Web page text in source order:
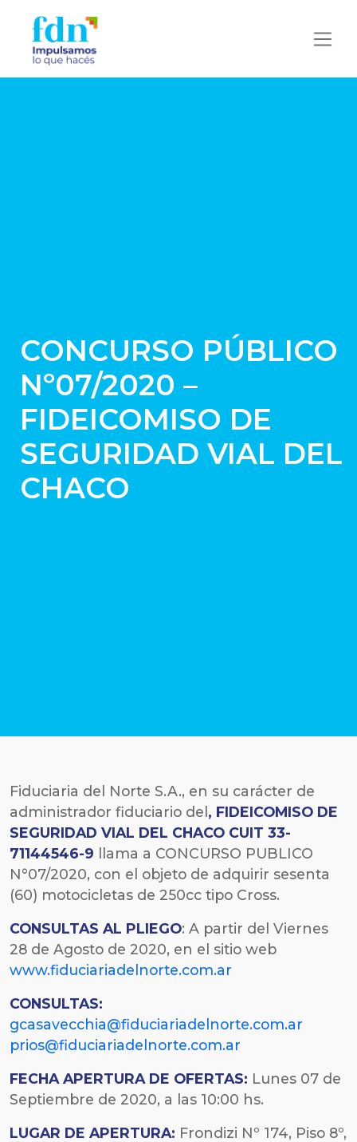
CONCURSO PÚBLICO
Nº07/2020 –
FIDEICOMISO DE
SEGURIDAD VIAL DEL
CHACO
Fiduciaria del Norte S.A., en su carácter de
administrador fiduciario del, FIDEICOMISO DE
SEGURIDAD VIAL DEL CHACO CUIT 33-
71144546-9 llama a CONCURSO PUBLICO
N°07/2020, con el objeto de adquirir sesenta
(60) motocicletas de 250cc tipo Cross.
CONSULTAS AL PLIEGO: A partir del Viernes
28 de Agosto de 2020, en el sitio web
www.fiduciariadelnorte.com.ar
CONSULTAS:
gcasavecchia@fiduciariadelnorte.com.ar
prios@fiduciariadelnorte.com.ar
FECHA APERTURA DE OFERTAS: Lunes 07 de
Septiembre de 2020, a las 10:00 hs.
LUGAR DE APERTURA: Frondizi Nº 174, Piso 8º,